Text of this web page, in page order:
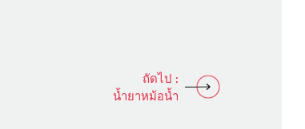
ถัดไป :
น้ำยาหม้อน้ำ